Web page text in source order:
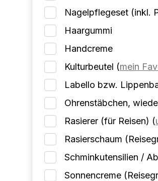
Nagelpflegeset (inkl.
Haargummi
Handcreme
Kulturbeutel (mein
Labello bzw.
Ohrenstäbchen,
Rasierer (für Reisen) (
Rasierschaum
Schminkutensilien /
Sonnencreme